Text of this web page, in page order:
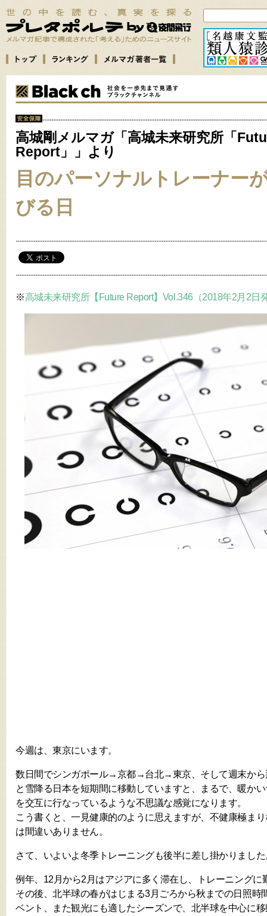
高城剛メルマガ「高城未来研究所「
Report」」より
目のパーソナルトレーナー
びる日
※高城未来研究所【Future Report】Vol.346（2018年2月2日
今週は、東京にいます。
数日間でシンガポール→京都→台北→東京、そして週末から
と雪降る日本を短期間に移動していますと、まるで、暖か
を交互に行なっているような不思議な感覚になります。
こう書くと、一見健康的のように思えますが、不健康極ま
は間違いありません。
さて、いよいよ冬季トレーニングも後半に差し掛かりました
例年、12月から2月はアジアに多く滞在し、トレーニングに
その後、北半球の春がはじまる3月ごろから秋までの日照時
ベント、また観光にも適したシーズンで、北半球を中心に